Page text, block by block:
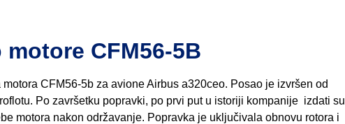
CFM56-5B
CFM56-5b za avione Airbus a320ceo. Posao je izvršen od
Po završetku popravki, po prvi put u istoriji kompanije izdati su
motora nakon održavanje. Popravka je uključivala obnovu rotora i